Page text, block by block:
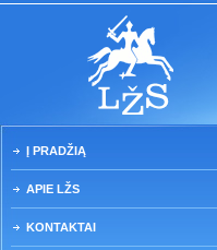
Į PRADŽIĄ
APIE LŽS
KONTAKTAI